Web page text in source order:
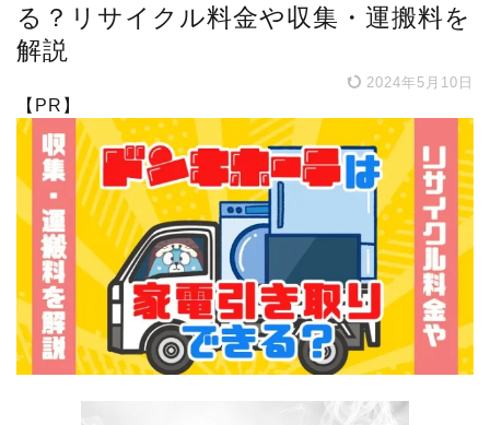
る？リサイクル料金や収集・運搬料を
解説
2024年5月10日
【PR】